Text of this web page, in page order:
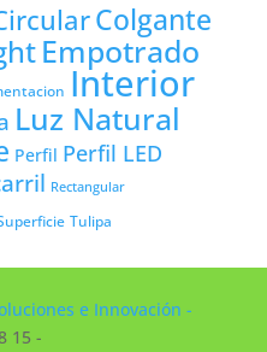
Colgante
Empotrado
Interior
Luz Natural
Perfil Perfil LED
Rectangular
Tulipa
e Innovación -
15 -